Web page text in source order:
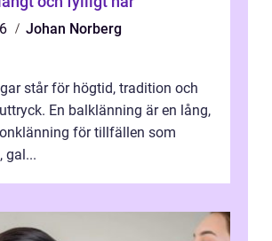
Johan Norberg
står för högtid, tradition och
En balklänning är en lång,
för tillfällen som
gal...